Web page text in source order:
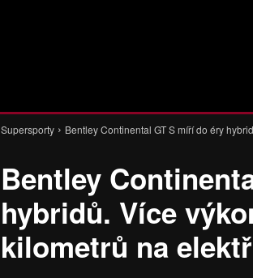
Supersporty Bentley Continental GT S míří do éry
Bentley
hybridů. Více
kilometrů na